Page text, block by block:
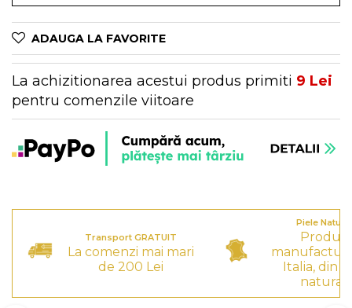
Genți Verzi
ADAUGA LA FAVORITE
La achizitionarea acestui produs primiti 9 Lei
pentru comenzile viitoare
Transport GRATUIT
La comenzi mai mari
de 200 Lei
Piele
Italia, din